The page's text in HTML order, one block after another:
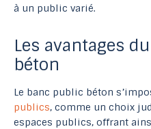
à un public varié.
Les avantages
béton
Le banc public béton
publics, comme un choix
espaces publics, offrant